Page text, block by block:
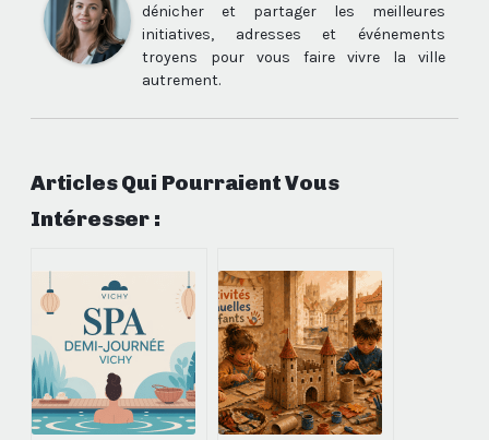
dénicher et partager les meilleures
initiatives, adresses et événements
troyens pour vous faire vivre la ville
autrement.
Articles Qui Pourraient Vous
Intéresser :